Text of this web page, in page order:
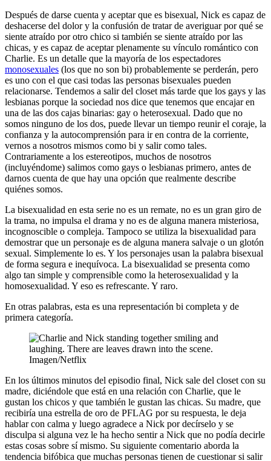
Después de darse cuenta y aceptar que es bisexual, Nick es capaz de
deshacerse del dolor y la confusión de tratar de averiguar por qué se
siente atraído por otro chico si también se siente atraído por las
chicas, y es capaz de aceptar plenamente su vínculo romántico con
Charlie. Es un detalle que la mayoría de los espectadores
monosexuales (los que no son bi) probablemente se perderán, pero
es uno con el que casi todas las personas bisexuales pueden
relacionarse. Tendemos a salir del closet más tarde que los gays y las
lesbianas porque la sociedad nos dice que tenemos que encajar en
una de las dos cajas binarias: gay o heterosexual. Dado que no
somos ninguno de los dos, puede llevar un tiempo reunir el coraje, la
confianza y la autocomprensión para ir en contra de la corriente,
vernos a nosotros mismos como bi y salir como tales.
Contrariamente a los estereotipos, muchos de nosotros
(incluyéndome) salimos como gays o lesbianas primero, antes de
darnos cuenta de que hay una opción que realmente describe
quiénes somos.
La bisexualidad en esta serie no es un remate, no es un gran giro de
la trama, no impulsa el drama y no es de alguna manera misteriosa,
incognoscible o compleja. Tampoco se utiliza la bisexualidad para
demostrar que un personaje es de alguna manera salvaje o un glotón
sexual. Simplemente lo es. Y los personajes usan la palabra bisexual
de forma segura e inequívoca. La bisexualidad se presenta como
algo tan simple y comprensible como la heterosexualidad y la
homosexualidad. Y eso es refrescante. Y raro.
En otras palabras, esta es una representación bi completa y de
primera categoría.
Imagen/Netflix
En los últimos minutos del episodio final, Nick sale del closet con su
madre, diciéndole que está en una relación con Charlie, que le
gustan los chicos y que también le gustan las chicas. Su madre, que
recibiría una estrella de oro de PFLAG por su respuesta, le deja
hablar con calma y luego agradece a Nick por decírselo y se
disculpa si alguna vez le ha hecho sentir a Nick que no podía decirle
estas cosas sobre sí mismo. Su siguiente comentario aborda la
tendencia bifóbica que muchas personas tienen de cuestionar si salir